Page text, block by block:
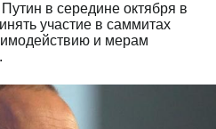
в середине октября в
участие в саммитах
и мерам